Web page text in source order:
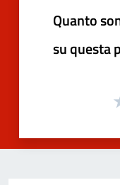
Quanto
su questa